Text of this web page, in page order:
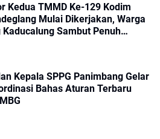
Kedua TMMD Ke-129 Kodim
Mulai Dikerjakan, Warga
Kaducalung Sambut Penuh
Kepala SPPG Panimbang Gelar
Bahas Aturan Terbaru